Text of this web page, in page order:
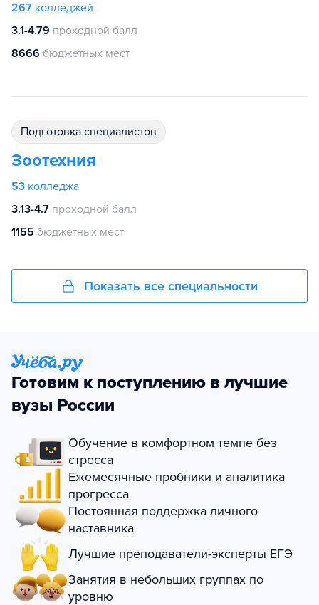
267 колледжей
3.1-4.79 проходной балл
8666 бюджетных мест
подготовка специалистов
Зоотехния
53 колледжа
3.13-4.7 проходной балл
1155 бюджетных мест
Показать все специальности
Готовим к поступлению в лучшие
вузы России
Обучение в комфортном темпе без
стресса
Ежемесячные пробники и аналитика
прогресса
Постоянная поддержка личного
наставника
Лучшие преподаватели-эксперты ЕГЭ
Занятия в небольших группах по
уровню